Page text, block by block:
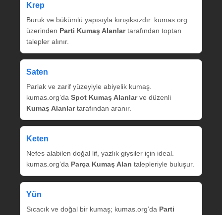
Krep
Buruk ve bükümlü yapısıyla kırışıksızdır. kumas.org
üzerinden Parti Kumaş Alanlartarafından toptan
talepler alınır.
Saten
Parlak ve zarif yüzeyiyle abiyelik kumaş.
kumas.org’da Spot Kumaş Alanlarve düzenli
Kumaş Alanlartarafından aranır.
Keten
Nefes alabilen doğal lif, yazlık giysiler için ideal.
kumas.org’da Parça Kumaş Alan talepleriyle buluşur.
Yün
Sıcacık ve doğal bir kumaş; kumas.org’da Parti